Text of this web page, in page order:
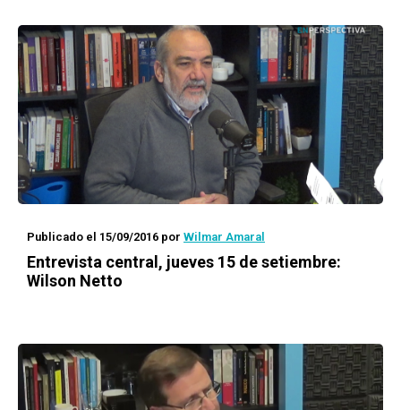
Publicado el 15/09/2016 por Wilmar Amaral
Entrevista central, jueves 15 de setiembre:
Wilson Netto